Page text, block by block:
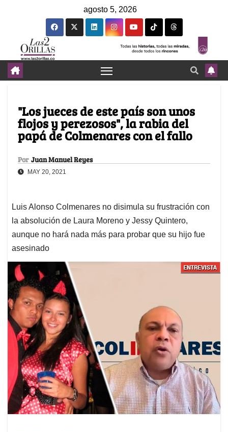
agosto 5, 2026
"Los jueces de este país son unos
flojos y perezosos", la rabia del
papá de Colmenares con el fallo
Por Juan Manuel Reyes
MAY 20, 2021
Luis Alonso Colmenares no disimula su frustración con
la absolución de Laura Moreno y Jessy Quintero,
aunque no hará nada más para probar que su hijo fue
asesinado